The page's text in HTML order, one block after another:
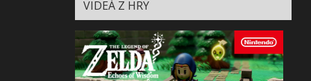
VIDEÁ Z HRY